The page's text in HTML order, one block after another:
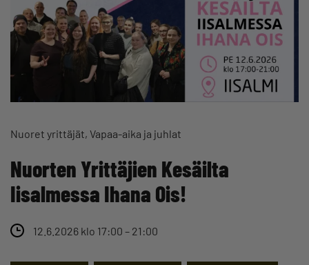
Nuoret yrittäjät Vapaa-aika ja juhlat
Nuorten Yrittäjien Kesäilta
Iisalmessa Ihana Ois!
12.6.2026 klo 17:00 – 21:00